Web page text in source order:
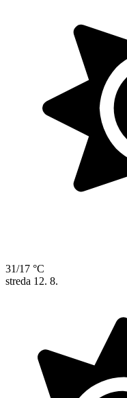
31/17 °C
streda 12. 8.